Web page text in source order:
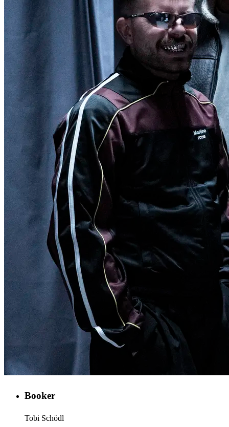
Booker
Tobi Schödl